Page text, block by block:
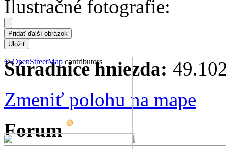
Ilustračné fotografie:
+−
©OpenStreetMap contributors
Súradnice hniezda:
Zmeniť polohu na mape
Forum